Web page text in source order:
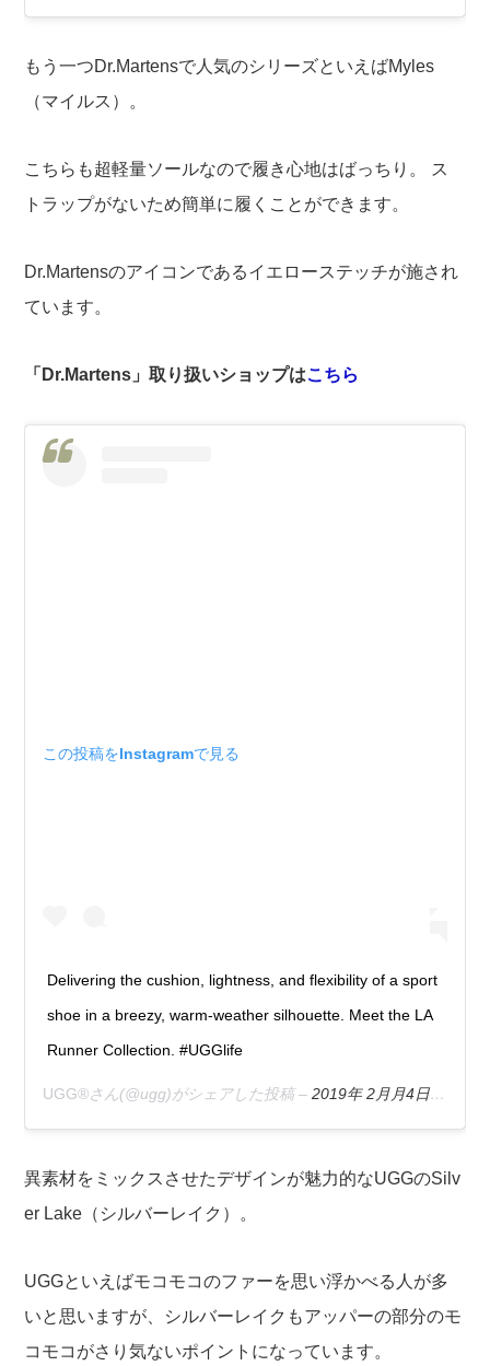
もう一つDr.Martensで人気のシリーズといえばMyles
（マイルス）。
こちらも超軽量ソールなので履き心地はばっちり。 ス
トラップがないため簡単に履くことができます。
Dr.Martensのアイコンであるイエローステッチが施され
ています。
「Dr.Martens」取り扱いショップはこちら
この投稿をInstagramで見る
Delivering the cushion, lightness, and flexibility of a sport
shoe in a breezy, warm-weather silhouette. Meet the LA
Runner Collection. #UGGlife
UGG®さん(@ugg)がシェアした投稿 –2019年 2月月4日午後4時40分PST
異素材をミックスさせたデザインが魅力的なUGGのSilv
er Lake（シルバーレイク）。
UGGといえばモコモコのファーを思い浮かべる人が多
いと思いますが、シルバーレイクもアッパーの部分のモ
コモコがさり気ないポイントになっています。